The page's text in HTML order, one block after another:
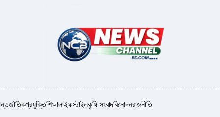
প্রযুক্তিশিক্ষালাইফস্টাইলকৃষি সংবাদবিনোদনরাজনীতি